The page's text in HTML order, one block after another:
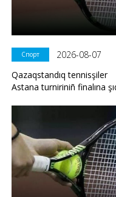
Спорт
2026-08-07
Qazaqstandıq tennisşiler
Astana turniriniñ finalına